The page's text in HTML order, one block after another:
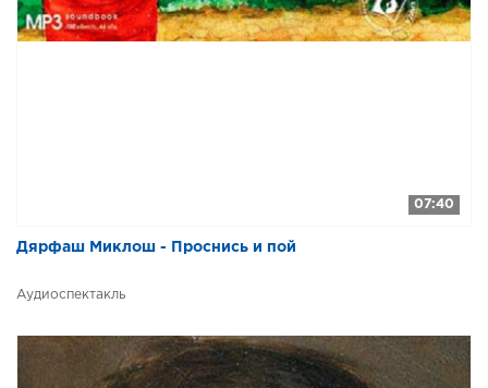
07:40
Дярфаш Миклош - Проснись и пой
Аудиоспектакль